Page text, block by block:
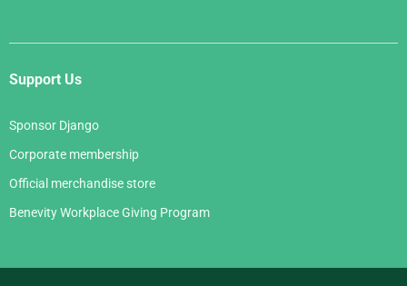
Support Us
Sponsor Django
Corporate membership
Official merchandise store
Benevity Workplace Giving Program